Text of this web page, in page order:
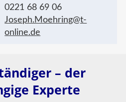
0221 68 69 06
Joseph.Moehring@t-
online.de
– der
Experte